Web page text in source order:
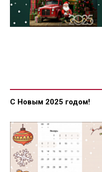
С Новым 2025 годом!